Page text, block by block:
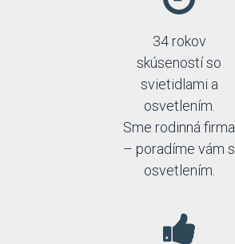
34 rokov
skúseností so
svietidlami a
osvetlením.
Sme rodinná firma
– poradíme vám s
osvetlením.